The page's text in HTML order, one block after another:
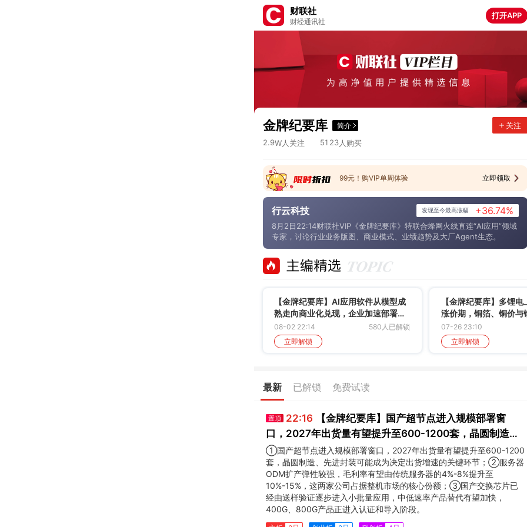
财联社
财经通讯社
打开APP
金牌纪要库 简介 关注
9
2
6
2
.
.
.
.
8
0
7
9W人关注
7
2
6
5
1
4
6
4
1
9
9
8
2
9
1
8
3人购买
99元！购VIP单周体验 立即领取
行云科技 发现至今最高涨幅 +36.74%
8月2日22:14财联社VIP《金牌纪要库》特联合蜂网火线直连“AI应用”领域
专家，讨论行业业务版图、商业模式、业绩趋势及大厂Agent生态。
【金牌纪要库】AI应用软件从模型成
熟走向商业化兑现，企业加速部署智
能体
08-02 22:14
580人已解锁
立即解锁
【金牌纪要库】多锂电
涨价期，铜箔、铜价与
何传导利润？
07-26 23:10
立即解锁
最新 已解锁 免费试读
置顶 22:16
【金牌纪要库】国产超节点进入规模部署窗
口，2027年出货量有望提升至600-1200套，晶圆制造、
先进封装可能成为决定出货增速的关键环节
①国产超节点进入规模部署窗口，2027年出货量有望提升至600-1200
套，晶圆制造、先进封装可能成为决定出货增速的关键环节；②服务器
ODM扩产弹性较强，毛利率有望由传统服务器的4%-8%提升至
10%-15%，这两家公司占据整机市场的核心份额；③国产交换芯片已
经由送样验证逐步进入小批量应用，中低速率产品替代有望加快，
400G、800G产品正进入认证和导入阶段。